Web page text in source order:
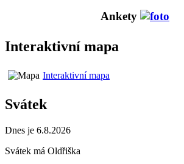
Ankety
Interaktivní mapa
Interaktivní mapa
Svátek
Dnes je 6.8.2026
Svátek má Oldřiška